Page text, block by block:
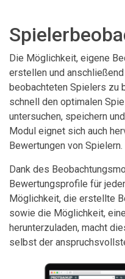
Die Möglichkeit, eigene
erstellen und
beobachteten Spielers zu
schnell den optimalen
untersuchen, speichern
Modul eignet sich auch
Bewertungen von Spielern.
Dank des
Bewertungsprofile für
Möglichkeit, die erstellte
sowie die Möglichkeit,
herunterzuladen, macht
selbst der